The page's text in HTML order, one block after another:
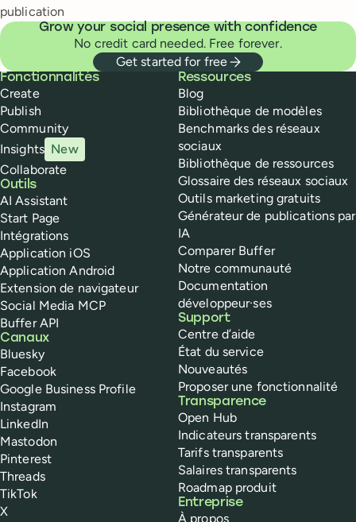
publication
Grow your social presence with confidence
No credit card needed. Free forever.
Get started for free
Buffer
Fonctionnalités
Create
Publish
Community
Insights New
Collaborate
Outils
AI Assistant
Start Page
Intégrations
Application iOS
Application Android
Extension de navigateur
Social Media MCP
Buffer API
Canaux
Bluesky
Facebook
Google Business Profile
Instagram
LinkedIn
Mastodon
Pinterest
Threads
TikTok
X
Ressources
Blog
Bibliothèque de modèles
Benchmarks des réseaux
sociaux
Bibliothèque de ressources
Glossaire des réseaux sociaux
Outils marketing gratuits
Générateur de publications par
IA
Comparer Buffer
Notre communauté
Documentation
développeur·ses
Support
Centre d’aide
État du service
Nouveautés
Proposer une fonctionnalité
Transparence
Open Hub
Indicateurs transparents
Tarifs transparents
Salaires transparents
Roadmap produit
Entreprise
À propos